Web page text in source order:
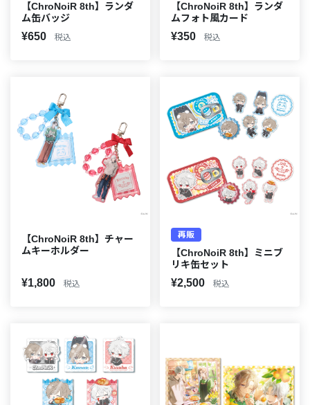
【ChroNoiR 8th】ランダ
ム缶バッジ
¥650 税込
【ChroNoiR 8th】ランダ
ムフォト風カード
¥350 税込
【ChroNoiR 8th】チャー
ムキーホルダー
¥1,800 税込
再販
【ChroNoiR 8th】ミニブ
リキ缶セット
¥2,500 税込